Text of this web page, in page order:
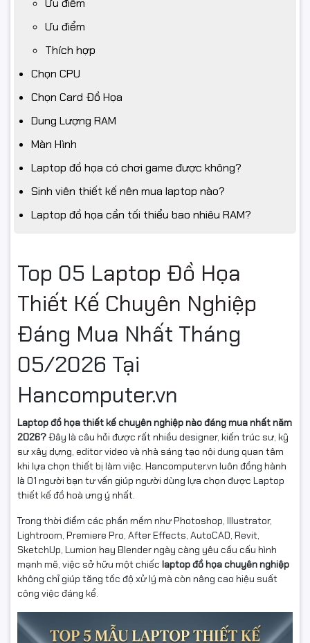
Ưu điểm
Thích hợp
Chọn CPU
Chọn Card Đồ Họa
Dung Lượng RAM
Màn Hình
Laptop đồ họa có chơi game được không?
Sinh viên thiết kế nên mua laptop nào?
Laptop đồ họa cần tối thiểu bao nhiêu RAM?
Top 05 Laptop Đồ Họa
Thiết Kế Chuyên Nghiệp
Đáng Mua Nhất Tháng
05/2026 Tại
Hancomputer.vn
Laptop đồ họa thiết kế chuyên nghiệp nào đáng mua nhất năm
2026?Đây là câu hỏi được rất nhiều designer, kiến trúc sư, kỹ
sư xây dựng, editor video và nhà sáng tạo nội dung quan tâm
khi lựa chọn thiết bị làm việc. Hancomputer.vn luôn đồng hành
là 01 người bạn tư vấn giúp người dùng lựa chọn được Laptop
thiết kế đồ hoà ưng ý nhất.
Trong thời điểm các phần mềm như Photoshop, Illustrator,
Lightroom, Premiere Pro, After Effects, AutoCAD, Revit,
SketchUp, Lumion hay Blender ngày càng yêu cầu cấu hình
mạnh mẽ, việc sở hữu một chiếc laptop đồ họa chuyên nghiệp
không chỉ giúp tăng tốc độ xử lý mà còn nâng cao hiệu suất
công việc đáng kể.